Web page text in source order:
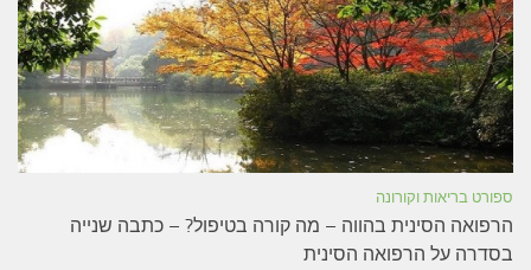
ספורט בריאות וקורונה
הרפואה הסינית בהווה – מה קורה בטיפול? – כתבה שנייה
בסדרה על הרפואה הסינית